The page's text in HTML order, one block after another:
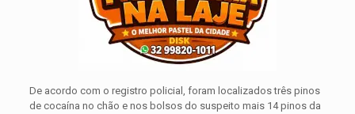
De acordo com o registro policial, foram localizados três pinos
de cocaína no chão e nos bolsos do suspeito mais 14 pinos da